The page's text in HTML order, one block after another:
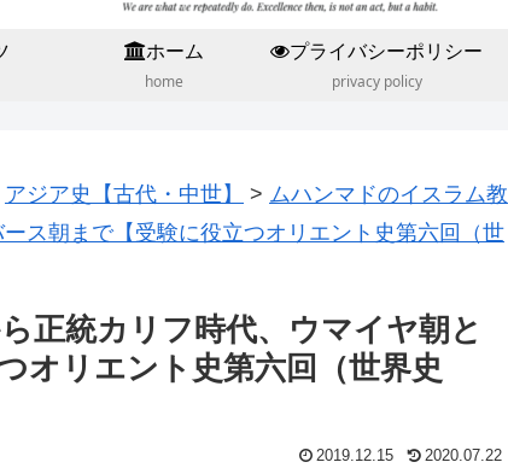
ホーム
home
プライバシーポリシー
privacy policy
アジア史【古代・中世】 > ムハンマドのイスラム教
ス朝まで【受験に役立つオリエント史第六回（世
正統カリフ時代、ウマイヤ朝と
オリエント史第六回（世界史
2019.12.15 2020.07.22